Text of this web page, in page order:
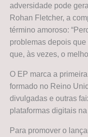
adversidade pode
Rohan Fletcher, a
término amoroso:
problemas depois
que, às vezes, o
O EP marca a
formado no Reino
divulgadas e outras
plataformas digitais
Para promover o